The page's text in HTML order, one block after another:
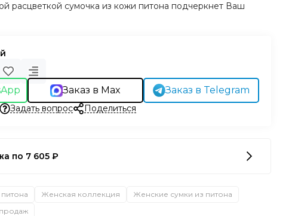
расцветкой сумочка из кожи питона подчеркнет Ваш
Заказ в Max Заказ в Telegram
Задать вопрос Поделиться
по 7 605 ₽
Женская коллекция
Женские сумки из питона